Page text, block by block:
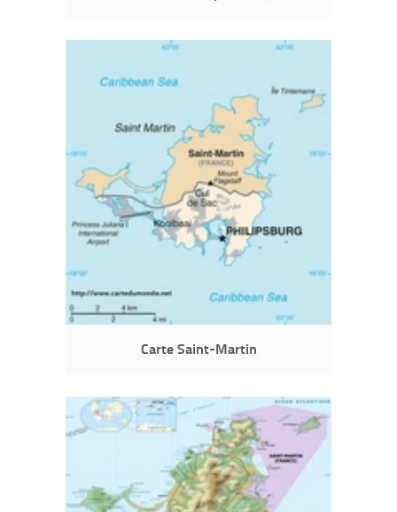
Carte Saint-Martin